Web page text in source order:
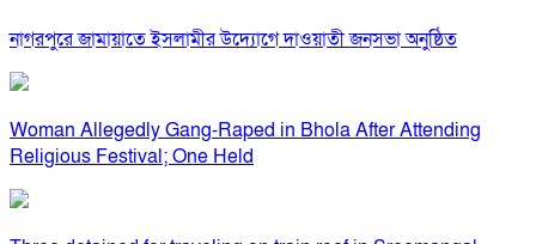
নাগরপুরে জামায়াতে ইসলামীর উদ্যোগে দাওয়াতী জনসভা অনুষ্ঠিত
Woman Allegedly Gang-Raped in Bhola After Attending
Religious Festival; One Held